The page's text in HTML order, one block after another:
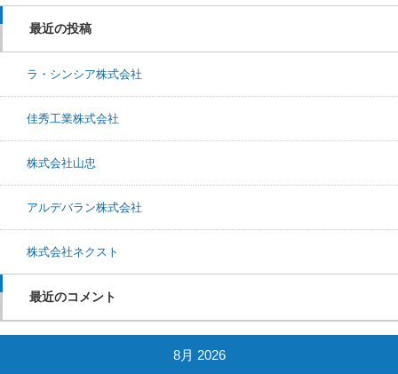
最近の投稿
ラ・シンシア株式会社
佳秀工業株式会社
株式会社山忠
アルデバラン株式会社
株式会社ネクスト
最近のコメント
8月 2026